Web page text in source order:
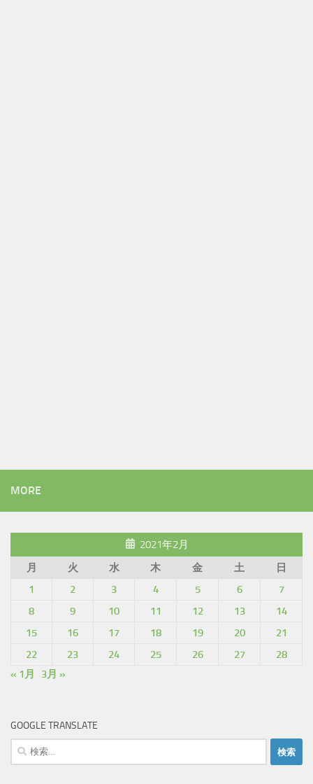
MORE
2021年2月
月
火 水 木 金 土
日
1
2 3 4 5 6
7
8
9 10 11 12 13
14
15
16 17 18 19 20
21
22
23 24 25 26 27
28
« 1月
3月 »
GOOGLE TRANSLATE
検
索: